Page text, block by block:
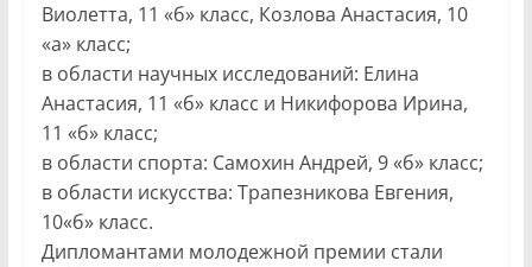
Виолетта, 11 «б» класс, Козлова Анастасия, 10
«а» класс;
в области научных исследований: Елина
Анастасия, 11 «б» класс и Никифорова Ирина,
11 «б» класс;
в области спорта: Самохин Андрей, 9 «б» класс;
в области искусства: Трапезникова Евгения,
10«б» класс.
Дипломантами молодежной премии стали